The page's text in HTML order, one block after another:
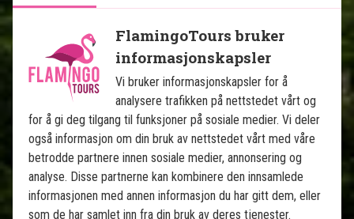
Costa Rica fra kyst til kyst
13 netter tur-retur
Tortuguero - skilpadder og kanaler
FlamingoTours bruker
informasjonskapsler
Vi bruker informasjonskapsler for å
analysere trafikken på nettstedet vårt og
for å gi deg tilgang til funksjoner på sosiale medier. Vi deler
også informasjon om din bruk av nettstedet vårt med våre
betrodde partnere innen sosiale medier, annonsering og
analyse. Disse partnerne kan kombinere den innsamlede
informasjonen med annen informasjon du har gitt dem, eller
som de har samlet inn fra din bruk av deres tjenester.